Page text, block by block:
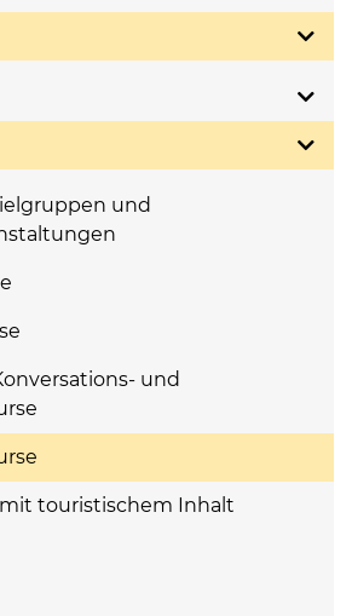
und
und
touristischem Inhalt